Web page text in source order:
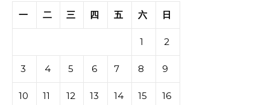
一
二 三 四 五 六 日
1 2
3 4 5 6 7 8 9
10 11 12 13 14 15 16